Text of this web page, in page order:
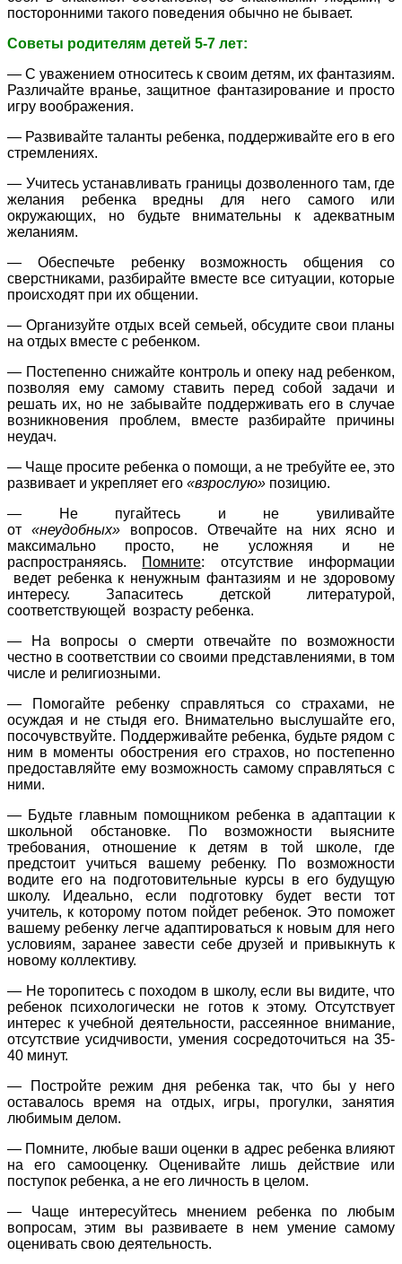
посторонними такого поведения обычно не бывает.
Советы родителям детей 5-7 лет:
— С уважением относитесь к своим детям, их фантазиям.
Различайте вранье, защитное фантазирование и просто
игру воображения.
— Развивайте таланты ребенка, поддерживайте его в его
стремлениях.
— Учитесь устанавливать границы дозволенного там, где
желания ребенка вредны для него самого или
окружающих, но будьте внимательны к адекватным
желаниям.
— Обеспечьте ребенку возможность общения со
сверстниками, разбирайте вместе все ситуации, которые
происходят при их общении.
— Организуйте отдых всей семьей, обсудите свои планы
на отдых вместе с ребенком.
— Постепенно снижайте контроль и опеку над ребенком,
позволяя ему самому ставить перед собой задачи и
решать их, но не забывайте поддерживать его в случае
возникновения проблем, вместе разбирайте причины
неудач.
— Чаще просите ребенка о помощи, а не требуйте ее, это
развивает и укрепляет его «взрослую» позицию.
— Не пугайтесь и не увиливайте
от «неудобных»вопросов. Отвечайте на них ясно и
максимально просто, не усложняя и не
распространяясь. Помните: отсутствие информации
ведет ребенка к ненужным фантазиям и не здоровому
интересу. Запаситесь детской литературой,
соответствующей возрасту ребенка.
— На вопросы о смерти отвечайте по возможности
честно в соответствии со своими представлениями, в том
числе и религиозными.
— Помогайте ребенку справляться со страхами, не
осуждая и не стыдя его. Внимательно выслушайте его,
посочувствуйте. Поддерживайте ребенка, будьте рядом с
ним в моменты обострения его страхов, но постепенно
предоставляйте ему возможность самому справляться с
ними.
— Будьте главным помощником ребенка в адаптации к
школьной обстановке. По возможности выясните
требования, отношение к детям в той школе, где
предстоит учиться вашему ребенку. По возможности
водите его на подготовительные курсы в его будущую
школу. Идеально, если подготовку будет вести тот
учитель, к которому потом пойдет ребенок. Это поможет
вашему ребенку легче адаптироваться к новым для него
условиям, заранее завести себе друзей и привыкнуть к
новому коллективу.
— Не торопитесь с походом в школу, если вы видите, что
ребенок психологически не готов к этому. Отсутствует
интерес к учебной деятельности, рассеянное внимание,
отсутствие усидчивости, умения сосредоточиться на 35-
40 минут.
— Постройте режим дня ребенка так, что бы у него
оставалось время на отдых, игры, прогулки, занятия
любимым делом.
— Помните, любые ваши оценки в адрес ребенка влияют
на его самооценку. Оценивайте лишь действие или
поступок ребенка, а не его личность в целом.
— Чаще интересуйтесь мнением ребенка по любым
вопросам, этим вы развиваете в нем умение самому
оценивать свою деятельность.